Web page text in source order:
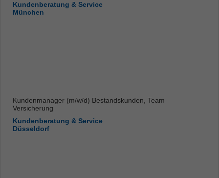
Kundenberatung & Service
München
Kundenmanager (m/w/d) Bestandskunden, Team
Versicherung
Kundenberatung & Service
Düsseldorf